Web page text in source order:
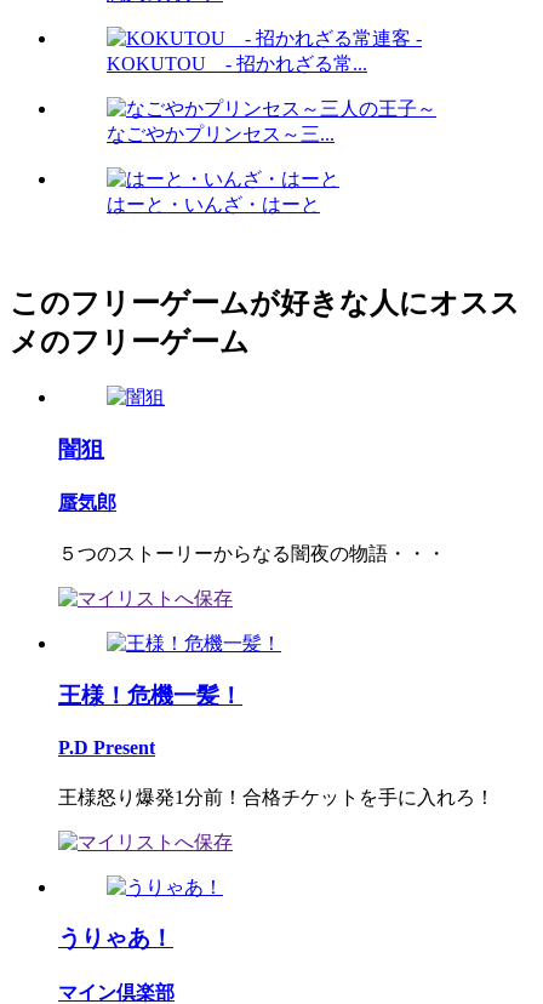
KOKUTOU - 招かれざる常...
なごやかプリンセス～三...
はーと・いんざ・はーと
このフリーゲームが好きな人にオスス
メのフリーゲーム
闇狙
蜃気郎
５つのストーリーからなる闇夜の物語・・・
王様！危機一髪！
P.D Present
王様怒り爆発1分前！合格チケットを手に入れろ！
うりゃあ！
マイン倶楽部